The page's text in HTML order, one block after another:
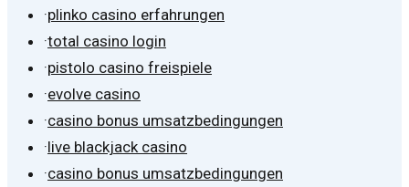
·plinko casino erfahrungen
·total casino login
·pistolo casino freispiele
·evolve casino
·casino bonus umsatzbedingungen
·live blackjack casino
·casino bonus umsatzbedingungen